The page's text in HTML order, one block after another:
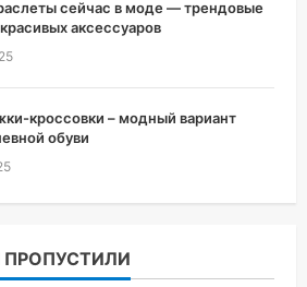
сейчас в моде — трендовые
аксессуаров
кроссовки – модный вариант
обуви